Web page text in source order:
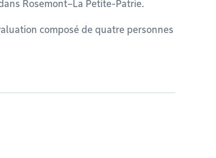
Rosemont–La Petite-Patrie.
composé de quatre personnes